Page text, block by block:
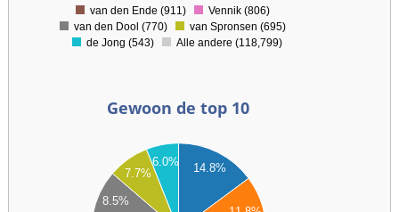
van den Ende (911)
Vennik (806)
van den Dool (770)
van Spronsen (695)
de Jong (543)
Alle andere (118,799)
Gewoon de top 10
14.8%
8.5%
7.7%
6.0%